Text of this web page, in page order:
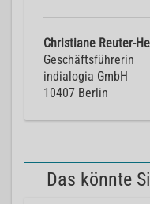
Christiane Reuter-
Geschäftsführerin
indialogia GmbH
10407 Berlin
Das könnte